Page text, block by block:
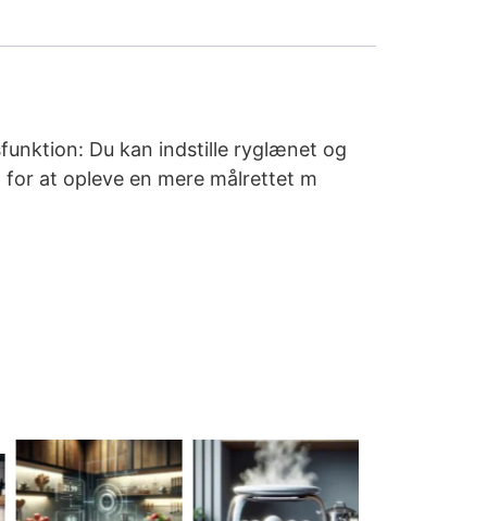
Du kan indstille ryglænet og
at opleve en mere målrettet m